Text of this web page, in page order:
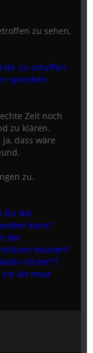
zu sehen,
dir zu schaffen.
sprechen
Zeit noch
zu klären.
dass wäre
zu.
für die
kann?
der
müssen?
Orden"?
als neue